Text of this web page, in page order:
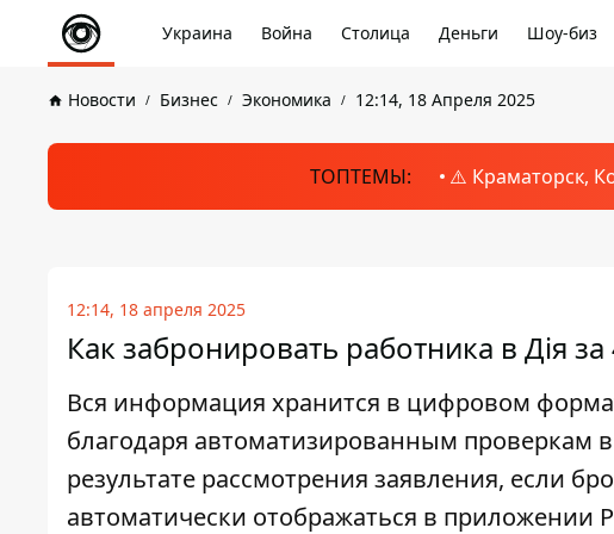
Украина Война Столица Деньги Шоу-биз
Новости Бизнес Экономика 12:14, 18 Апреля 2025
ТОПТЕМЫ: ⚠️ Краматорск,
12:14, 18 апреля 2025
Как забронировать работника в Дія
Вся информация хранится в цифровом
благодаря автоматизированным проверкам
результате рассмотрения заявления, если
автоматически отображаться в приложении